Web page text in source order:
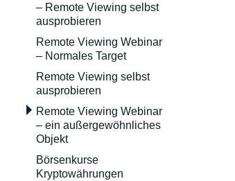
– Remote Viewing selbst
ausprobieren
Remote Viewing Webinar
– Normales Target
Remote Viewing selbst
ausprobieren
Remote Viewing Webinar
– ein außergewöhnliches
Objekt
Börsenkurse
Kryptowährungen